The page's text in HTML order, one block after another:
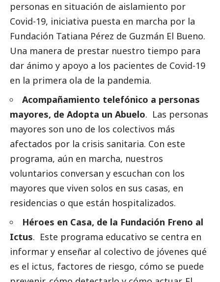
personas en situación de aislamiento por
Covid-19, iniciativa puesta en marcha por la
Fundación Tatiana Pérez de Guzmán El Bueno.
Una manera de prestar nuestro tiempo para
dar ánimo y apoyo a los pacientes de Covid-19
en la primera ola de la pandemia.
Acompañamiento telefónico a personas
mayores, de Adopta un Abuelo. Las personas
mayores son uno de los colectivos más
afectados por la crisis sanitaria. Con este
programa, aún en marcha, nuestros
voluntarios conversan y escuchan con los
mayores que viven solos en sus casas, en
residencias o que están hospitalizados.
Héroes en Casa, de la Fundación Freno al
Ictus. Este programa educativo se centra en
informar y enseñar al colectivo de jóvenes qué
es el ictus, factores de riesgo, cómo se puede